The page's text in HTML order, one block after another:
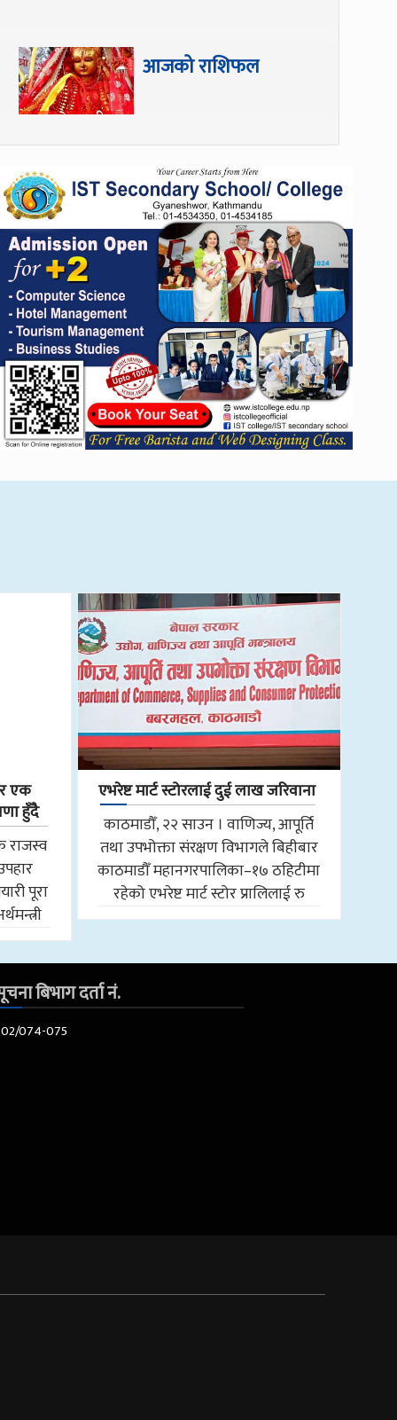
आजको राशिफल
एक
हुँदै
राजस्व
पूरा
एभरेष्ट मार्ट स्टोरलाई दुई लाख जरिवाना
काठमाडौँ, २२ साउन । वाणिज्य, आपूर्ति
तथा उपभोक्ता संरक्षण विभागले बिहीबार
काठमाडौँ महानगरपालिका–१७ ठहिटीमा
रहेको एभरेष्ट मार्ट स्टोर प्रालिलाई रु
बिभाग दर्ता नं.
074-075